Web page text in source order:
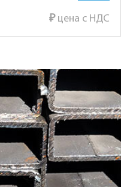
₽цена с НДС